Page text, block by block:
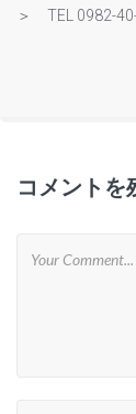
＞ TEL 0982-
コメントを